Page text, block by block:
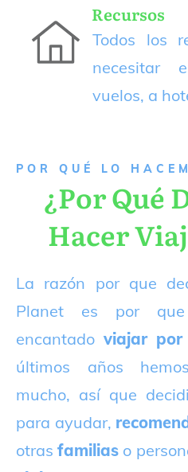
Recursos
Todos los
necesitar
vuelos, a
P OR QUÉ LO
¿Por Qué
Hacer
La razón por que
Planet es por
encantado viajar
últimos años
mucho, así que
para ayudar,
otrasfamilias o